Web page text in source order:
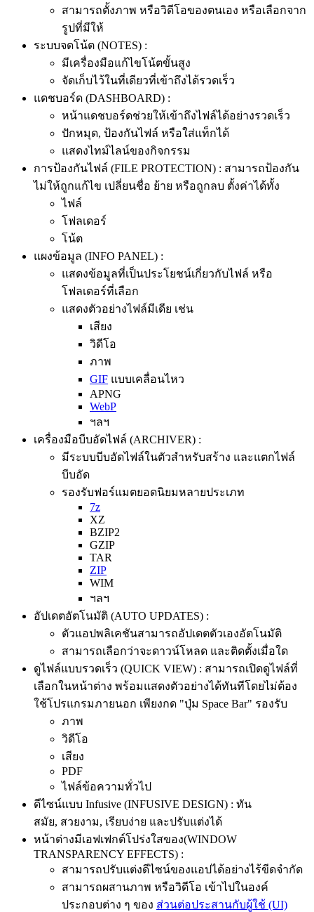
สามารถตั้งภาพ หรือวิดีโอของตนเอง หรือเลือกจาก
รูปที่มีให้
ระบบจดโน้ต (NOTES) :
มีเครื่องมือแก้ไขโน้ตขั้นสูง
จัดเก็บไว้ในที่เดียวที่เข้าถึงได้รวดเร็ว
แดชบอร์ด (DASHBOARD) :
หน้าแดชบอร์ดช่วยให้เข้าถึงไฟล์ได้อย่างรวดเร็ว
ปักหมุด, ป้องกันไฟล์ หรือใส่แท็กได้
แสดงไทม์ไลน์ของกิจกรรม
การป้องกันไฟล์ (FILE PROTECTION) : สามารถป้องกัน
ไม่ให้ถูกแก้ไข เปลี่ยนชื่อ ย้าย หรือถูกลบ ตั้งค่าได้ทั้ง
ไฟล์
โฟลเดอร์
โน้ต
แผงข้อมูล (INFO PANEL) :
แสดงข้อมูลที่เป็นประโยชน์เกี่ยวกับไฟล์ หรือ
โฟลเดอร์ที่เลือก
แสดงตัวอย่างไฟล์มีเดีย เช่น
เสียง
วิดีโอ
ภาพ
GIF แบบเคลื่อนไหว
APNG
WebP
ฯลฯ
เครื่องมือบีบอัดไฟล์ (ARCHIVER) :
มีระบบบีบอัดไฟล์ในตัวสำหรับสร้าง และแตกไฟล์
บีบอัด
รองรับฟอร์แมตยอดนิยมหลายประเภท
7z
XZ
BZIP2
GZIP
TAR
ZIP
WIM
ฯลฯ
อัปเดตอัตโนมัติ (AUTO UPDATES) :
ตัวแอปพลิเคชันสามารถอัปเดตตัวเองอัตโนมัติ
สามารถเลือกว่าจะดาวน์โหลด และติดตั้งเมื่อใด
ดูไฟล์แบบรวดเร็ว (QUICK VIEW) : สามารถเปิดดูไฟล์ที่
เลือกในหน้าต่าง พร้อมแสดงตัวอย่างได้ทันทีโดยไม่ต้อง
ใช้โปรแกรมภายนอก เพียงกด "ปุ่ม Space Bar" รองรับ
ภาพ
วิดีโอ
เสียง
PDF
ไฟล์ข้อความทั่วไป
ดีไซน์แบบ Infusive (INFUSIVE DESIGN) : ทัน
สมัย, สวยงาม, เรียบง่าย และปรับแต่งได้
หน้าต่างมีเอฟเฟกต์โปร่งใสของ(WINDOW
TRANSPARENCY EFFECTS) :
สามารถปรับแต่งดีไซน์ของแอปได้อย่างไร้ขีดจำกัด
สามารถผสานภาพ หรือวิดีโอ เข้าไปในองค์
ประกอบต่าง ๆ ของ ส่วนต่อประสานกับผู้ใช้ (UI)